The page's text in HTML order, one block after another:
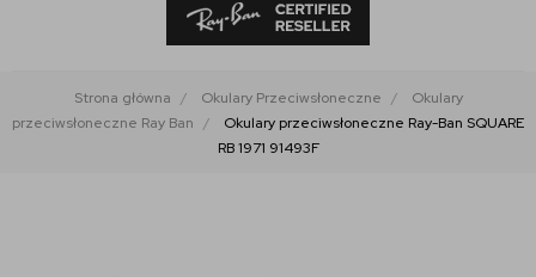
Strona główna Okulary Przeciwsłoneczne
Okulary
przeciwsłoneczne Ray Ban
Okulary przeciwsłoneczne Ray-Ban SQUARE
RB 1971 91493F